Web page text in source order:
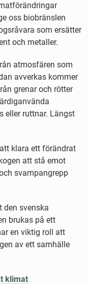
oss biobränslen
som ersätter
och metaller.
atmosfären som
avverkas kommer
grenar och rötter
eller ruttnar. Längst
klara ett förändrat
att stå emot
svampangrepp
den svenska
brukas på ett
en viktig roll att
av ett samhälle
klimat